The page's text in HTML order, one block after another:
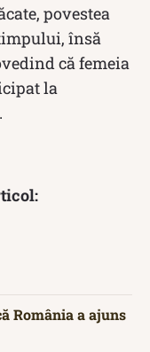
povestea
însă
că femeia
la
România a ajuns